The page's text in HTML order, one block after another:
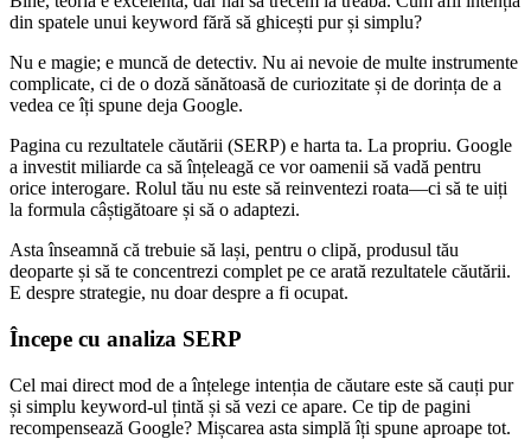
din spatele unui keyword fără să ghicești pur și simplu?
Nu e magie; e muncă de detectiv. Nu ai nevoie de multe instrumente
complicate, ci de o doză sănătoasă de curiozitate și de dorința de a
vedea ce îți spune deja Google.
Pagina cu rezultatele căutării (SERP) e harta ta. La propriu. Google
a investit miliarde ca să înțeleagă ce vor oamenii să vadă pentru
orice interogare. Rolul tău nu este să reinventezi roata—ci să te uiți
la formula câștigătoare și să o adaptezi.
Asta înseamnă că trebuie să lași, pentru o clipă, produsul tău
deoparte și să te concentrezi complet pe ce arată rezultatele căutării.
E despre strategie, nu doar despre a fi ocupat.
Începe cu analiza SERP
Cel mai direct mod de a înțelege intenția de căutare este să cauți pur
și simplu keyword-ul țintă și să vezi ce apare. Ce tip de pagini
recompensează Google? Mișcarea asta simplă îți spune aproape tot.